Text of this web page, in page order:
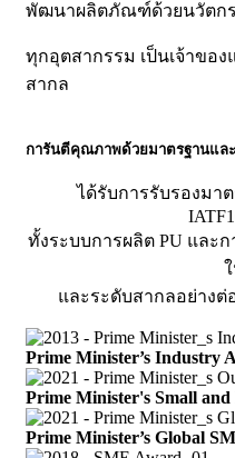
พัฒนาผลิตภัณฑ์ด้วยนวัตก
ทุกอุตสากรรม เป็นเจ้าขอ
สากล
การันตีคุณภาพด้วยมาตรฐานและ
ได้รับการรับรองมาต
ทั้งระบบการผลิต PU และ
และระดับสากลอย่าง
Prime Minister’s Industry
Prime Minister's Small
Prime Minister’s Global